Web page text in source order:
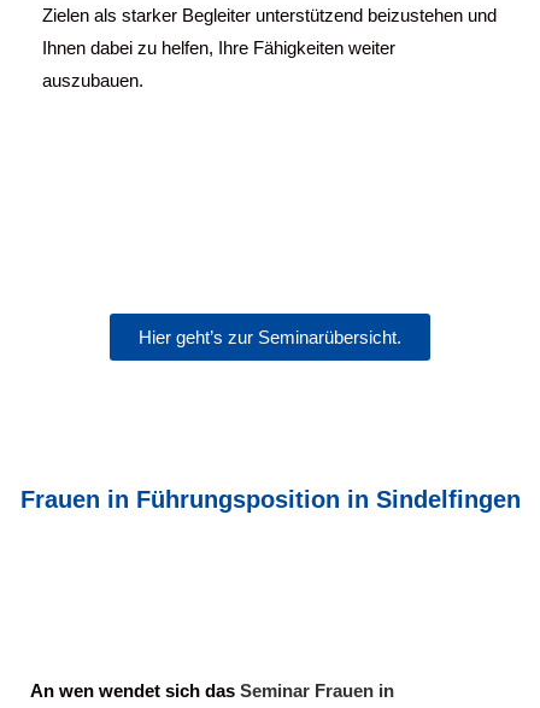
Zielen als starker Begleiter unterstützend beizustehen und
Ihnen dabei zu helfen, Ihre Fähigkeiten weiter
auszubauen.
Hier geht’s zur Seminarübersicht.
Frauen in Führungsposition in Sindelfingen
An wen wendet sich das Seminar Frauen in